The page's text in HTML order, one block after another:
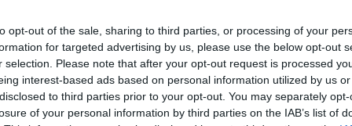
opt-out of the sale, sharing to third parties, or processing of your
for targeted advertising by us, please use the below opt-out
selection. Please note that after your opt-out request is processed
interest-based ads based on personal information utilized by us
to third parties prior to your opt-out. You may separately
of your personal information by third parties on the IAB’s list of
e Alvaro Morata, rispettivamente
Alessandro e Leonardo.Tra i neo-
Comello, attrice, cantante e
ha scelto Teo, nome corto e semplice per
della coppia. La creatività è femmina.
i genitori famosi di bambine:la